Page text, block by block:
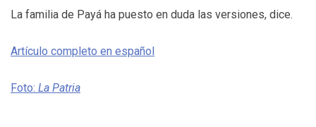
La familia de Payá ha puesto en duda las versiones, dice.
Artículo completo en español
Foto: La Patria